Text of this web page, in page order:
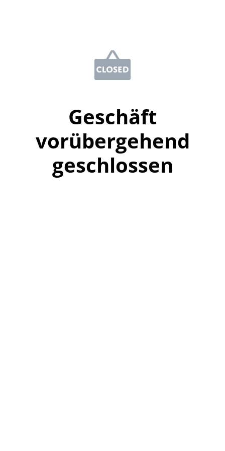
Geschäft
vorübergehend
geschlossen